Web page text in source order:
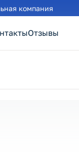
компания
Отзывы